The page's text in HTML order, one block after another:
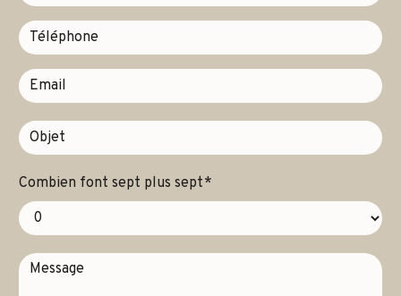
Combien font sept plus sept